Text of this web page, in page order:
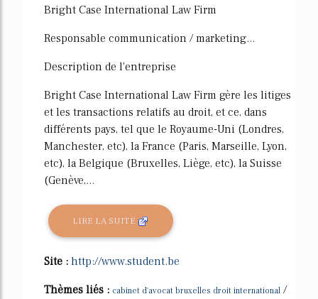
Bright Case International Law Firm
Responsable communication / marketing...
Description de l'entreprise
Bright Case International Law Firm gère les litiges
et les transactions relatifs au droit, et ce, dans
différents pays, tel que le Royaume-Uni (Londres,
Manchester, etc), la France (Paris, Marseille, Lyon,
etc), la Belgique (Bruxelles, Liège, etc), la Suisse
(Genève,...
LIRE LA SUITE
Site : http://www.student.be
Thèmes liés : cabinet d'avocat bruxelles droit international /